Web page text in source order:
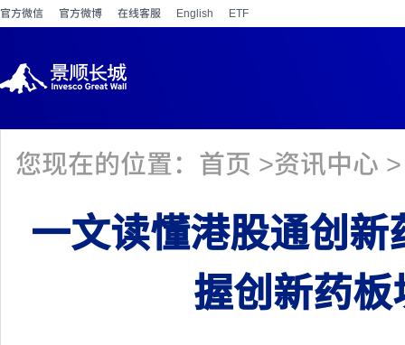
官方微信 官方微博 在线客服 English ETF
您现在的位置： 首页 >资讯中心
一文读懂港股通创
握创新药